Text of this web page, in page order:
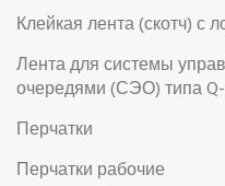
Клейкая лента (скотч) с
Лента для системы
очередями (СЭО) типа
Перчатки
Перчатки рабочие